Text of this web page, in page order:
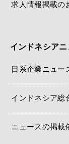
求人情報掲載の
インドネシアニ
日系企業ニュー
インドネシア総
ニュースの掲載